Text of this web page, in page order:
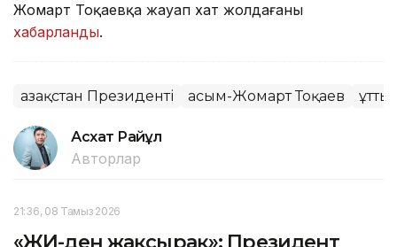
Жомарт Тоқаевқа жауап хат жолдағаны
хабарланды.
Қазақстан Президенті Қасым-Жомарт Тоқаев
Асхат Райқұл
Авторлар
21:36, 08 Тамыз 2026